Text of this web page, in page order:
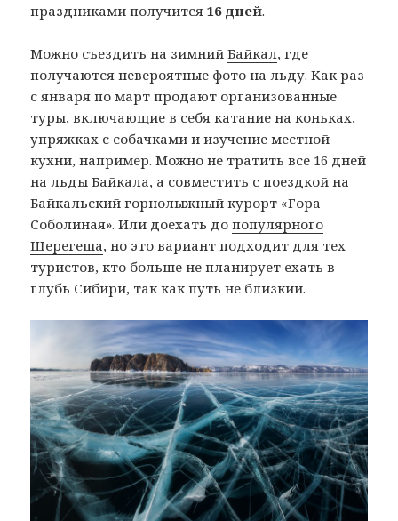
праздниками получится16 дней.
Можно съездить на зимнийБайкал, где
получаются невероятные фото на льду. Как раз
с января по март продают организованные
туры, включающие в себя катание на коньках,
упряжках с собачками и изучение местной
кухни, например. Можно не тратить все 16 дней
на льды Байкала, а совместить с поездкой на
Байкальский горнолыжный курорт «Гора
Соболиная». Или доехать допопулярного
Шерегеша, но это вариант подходит для тех
туристов, кто больше не планирует ехать в
глубь Сибири, так как путь не близкий.